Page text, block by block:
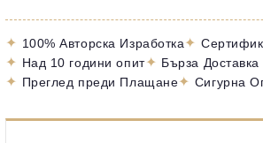
✦ 100% Авторска Изработка✦
✦ Над 10 години опит✦ Бърза
✦ Преглед преди Плащане✦ Сигурна